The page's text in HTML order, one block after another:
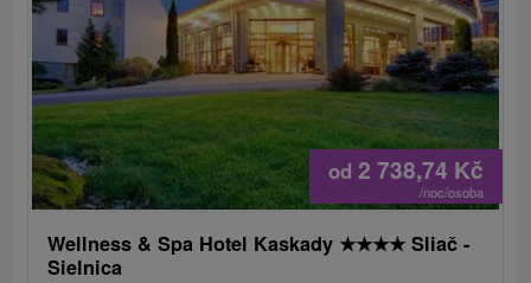
od 2 738,74 Kč
/noc/osoba
Wellness & Spa Hotel Kaskady ★★★★ Sliač -
Sielnica